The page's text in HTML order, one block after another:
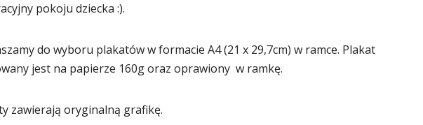
pokoju dziecka :).
do wyboru plakatów w formacie A4 (21 x 29,7cm) w ramce. Plakat
jest na papierze 160g oraz oprawiony w ramkę.
zawierają oryginalną grafikę.